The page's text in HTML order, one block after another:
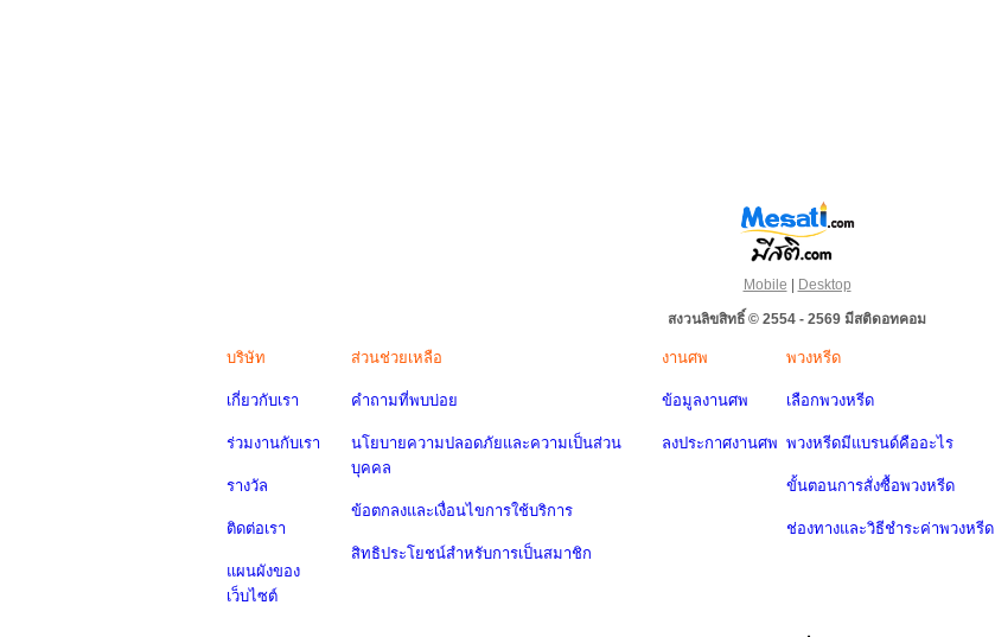
Mobile | Desktop
สงวนลิขสิทธิ์ © 2554 - 2569 มีสติดอทคอม
บริษัท
เกี่ยวกับเรา
ร่วมงานกับเรา
รางวัล
ติดต่อเรา
แผนผังของ
เว็บไซต์
ส่วนช่วยเหลือ
คำถามที่พบบ่อย
นโยบายความปลอดภัยและความเป็นส่วน
บุคคล
ข้อตกลงและเงื่อนไขการใช้บริการ
สิทธิประโยชน์สำหรับการเป็นสมาชิก
งานศพ
ข้อมูลงานศพ
ลงประกาศงานศพ
พวงหรีด
เลือกพวงหรีด
พวงหรีดมีแบรนด์คืออะไร
ขั้นตอนการสั่งซื้อพวงหรีด
ช่องทางและวิธีชำระค่าพวงหรีด